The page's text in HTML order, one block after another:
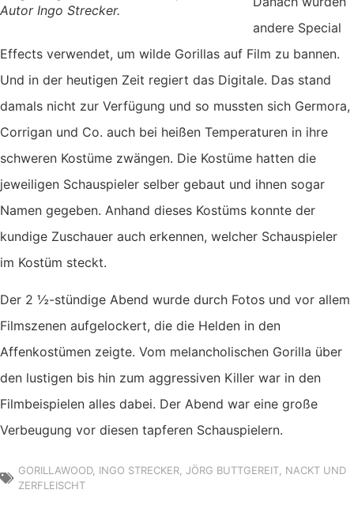
Autor Ingo Strecker.
andere Special
Effects verwendet, um wilde Gorillas auf Film zu bannen.
Und in der heutigen Zeit regiert das Digitale. Das stand
damals nicht zur Verfügung und so mussten sich Germora,
Corrigan und Co. auch bei heißen Temperaturen in ihre
schweren Kostüme zwängen. Die Kostüme hatten die
jeweiligen Schauspieler selber gebaut und ihnen sogar
Namen gegeben. Anhand dieses Kostüms konnte der
kundige Zuschauer auch erkennen, welcher Schauspieler
im Kostüm steckt.
Der 2 ½-stündige Abend wurde durch Fotos und vor allem
Filmszenen aufgelockert, die die Helden in den
Affenkostümen zeigte. Vom melancholischen Gorilla über
den lustigen bis hin zum aggressiven Killer war in den
Filmbeispielen alles dabei. Der Abend war eine große
Verbeugung vor diesen tapferen Schauspielern.
GORILLAWOOD, INGO STRECKER JÖRG BUTTGEREIT NACKT UND
ZERFLEISCHT